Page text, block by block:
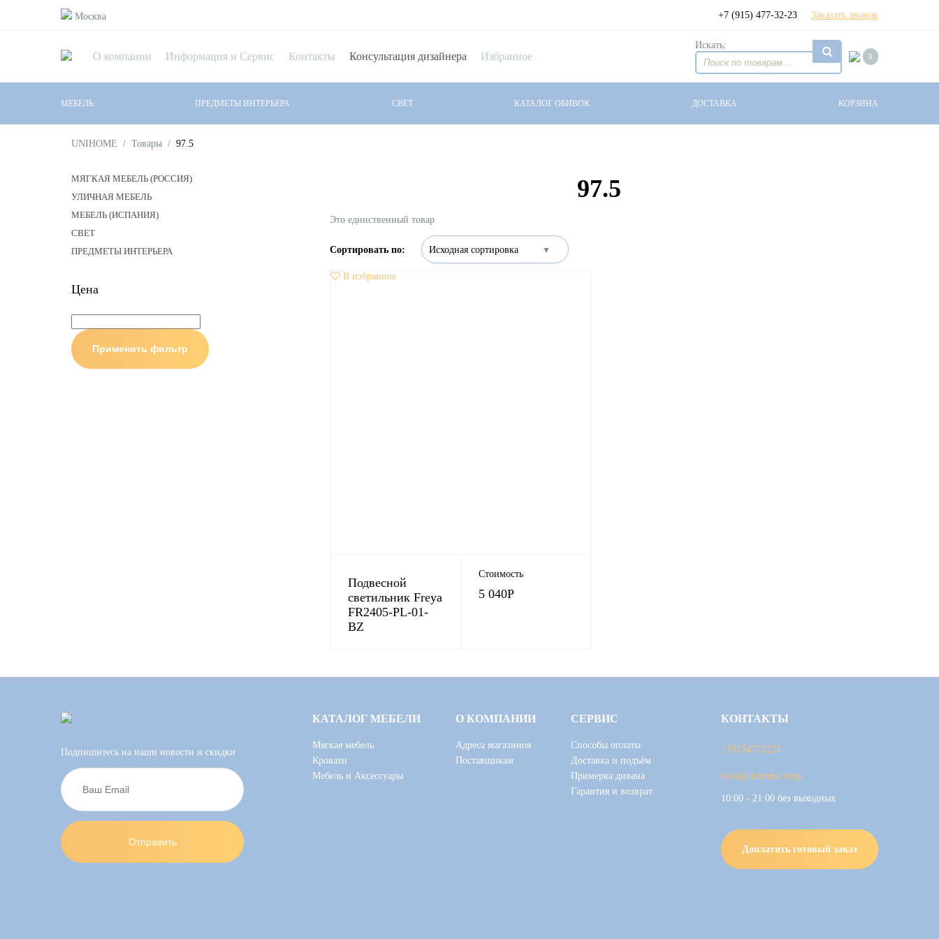
Москва +7 (915) 477-32-23 Заказать звонок
О компании Информация и Сервис Контакты Консультация дизайнера Избранное
Искать:
0
МЕБЕЛЬ ПРЕДМЕТЫ ИНТЕРЬЕРА СВЕТ КАТАЛОГ ОБИВОК ДОСТАВКА КОРЗИНА
UNIHOME / Товары / 97.5
МЯГКАЯ МЕБЕЛЬ (РОССИЯ)
УЛИЧНАЯ МЕБЕЛЬ
МЕБЕЛЬ (ИСПАНИЯ)
СВЕТ
ПРЕДМЕТЫ ИНТЕРЬЕРА
Цена
Применить фильтр
97.5
Это единственный товар
В избранное
Подвесной
светильник Freya
FR2405-PL-01-
BZ
Стоимость
5 040Р
Подпишитесь на наши новости и скидки
КАТАЛОГ МЕБЕЛИ
Мягкая мебель
Кровати
Мебель и Аксессуары
О КОМПАНИИ
Адреса магазинов
Поставщикам
СЕРВИС
Способы оплаты
Доставка и подъём
Примерка дивана
Гарантия и возврат
КОНТАКТЫ
+79154773223
info@unihome.shop
10:00 - 21:00 без выходных
Доплатить готовый заказ